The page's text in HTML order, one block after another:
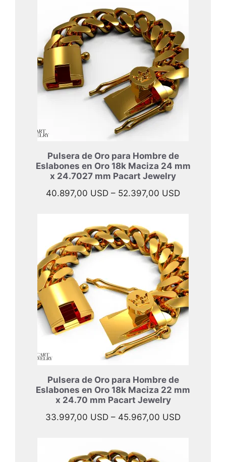
hasta
57.997,00
Pulsera de Oro para Hombre de
Eslabones en Oro 18k Maciza 24 mm
x 24.7027 mm Pacart Jewelry
40.897,00 USD – 52.397,00 USDRango
40.897,00
hasta
52.397,00
Pulsera de Oro para Hombre de
Eslabones en Oro 18k Maciza 22 mm
x 24.70 mm Pacart Jewelry
33.997,00 USD – 45.967,00 USDRango